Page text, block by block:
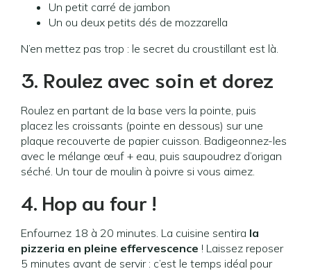
Un petit carré de jambon
Un ou deux petits dés de mozzarella
N’en mettez pas trop : le secret du croustillant est là.
3. Roulez avec soin et dorez
Roulez en partant de la base vers la pointe, puis
placez les croissants (pointe en dessous) sur une
plaque recouverte de papier cuisson. Badigeonnez-les
avec le mélange œuf + eau, puis saupoudrez d’origan
séché. Un tour de moulin à poivre si vous aimez.
4. Hop au four !
Enfournez 18 à 20 minutes. La cuisine sentira la
pizzeria en pleine effervescence ! Laissez reposer
5 minutes avant de servir : c’est le temps idéal pour